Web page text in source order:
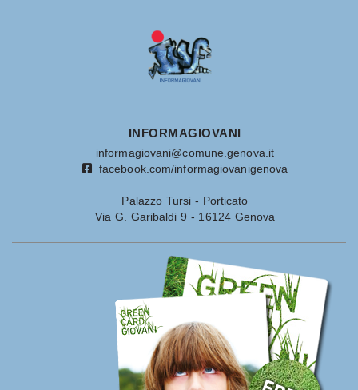
INFORMAGIOVANI
informagiovani@comune.genova.it
facebook.com/informagiovanigenova
Palazzo Tursi - Porticato
Via G. Garibaldi 9 - 16124 Genova